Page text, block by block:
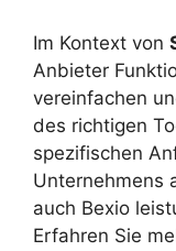
Im Kontext von
Anbieter
vereinfachen
des richtigen
spezifischen
Unternehmens
auch Bexio
Erfahren Sie